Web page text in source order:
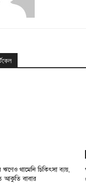
ঋণেও থামেনি চিকিৎসা ব্যয়,
আকুতি বাবার